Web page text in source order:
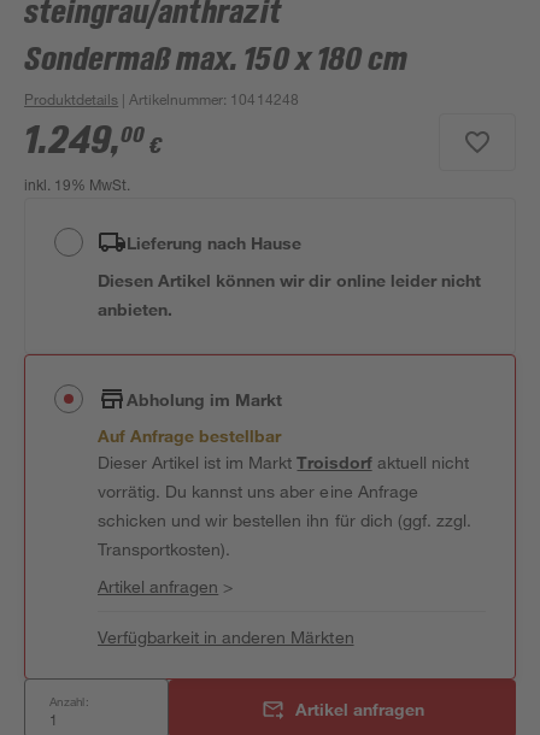
steingrau/anthrazit
Sondermaß max. 150 x 180 cm
Produktdetails | Artikelnummer: 10414248
1.249,00 €
inkl. 19% MwSt.
Lieferung nach Hause
Diesen Artikel können wir dir online leider nicht
anbieten.
Abholung im Markt
Auf Anfrage bestellbar
Dieser Artikel ist im MarktTroisdorfaktuell nicht
vorrätig. Du kannst uns aber eine Anfrage
schicken und wir bestellen ihn für dich (ggf. zzgl.
Transportkosten).
Artikel anfragen >
Verfügbarkeit in anderen Märkten
Anzahl: Artikel anfragen